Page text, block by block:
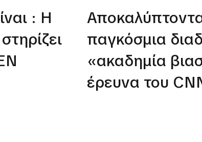
: Η
παγκόσμια
«ακαδημία
έρευνα του